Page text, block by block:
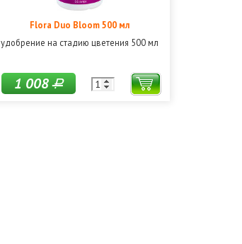
Flora Duo Bloom 500 мл
удобрение на стадию цветения 500 мл
1 008Р